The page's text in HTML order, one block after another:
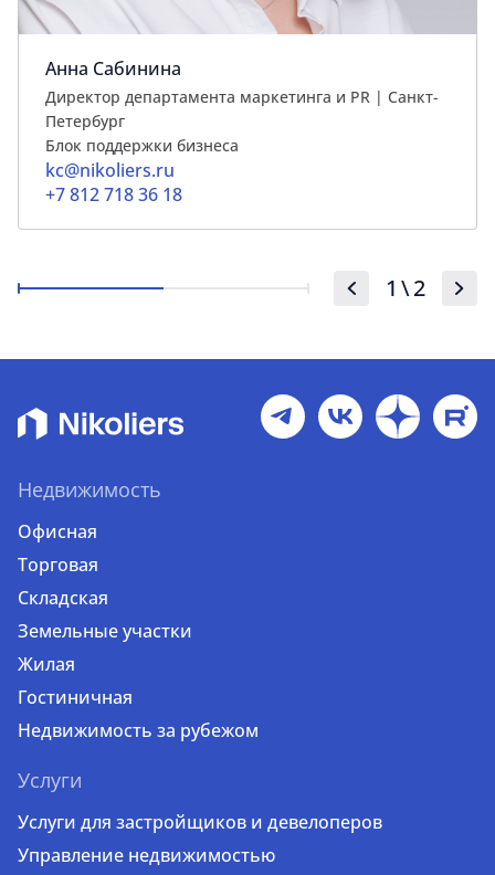
Анна Сабинина
Директор департамента маркетинга и PR | Cанкт-
Петербург
Блок поддержки бизнеса
kc@nikoliers.ru
+7 812 718 36 18
1 \2
Недвижимость
Офисная
Торговая
Складская
Земельные участки
Жилая
Гостиничная
Недвижимость за рубежом
Услуги
Услуги для застройщиков и девелоперов
Управление недвижимостью